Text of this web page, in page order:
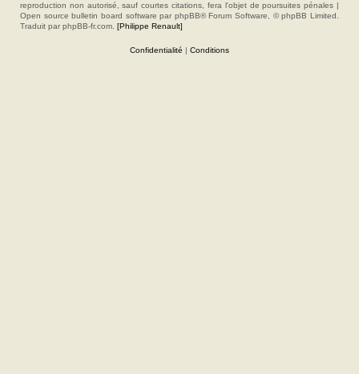
reproduction non autorisé, sauf courtes citations, fera l'objet de poursuites pénales |
Open source bulletin board software par phpBB® Forum Software, © phpBB Limited.
Traduit par phpBB-fr.com. [Philippe Renault]
Confidentialité | Conditions